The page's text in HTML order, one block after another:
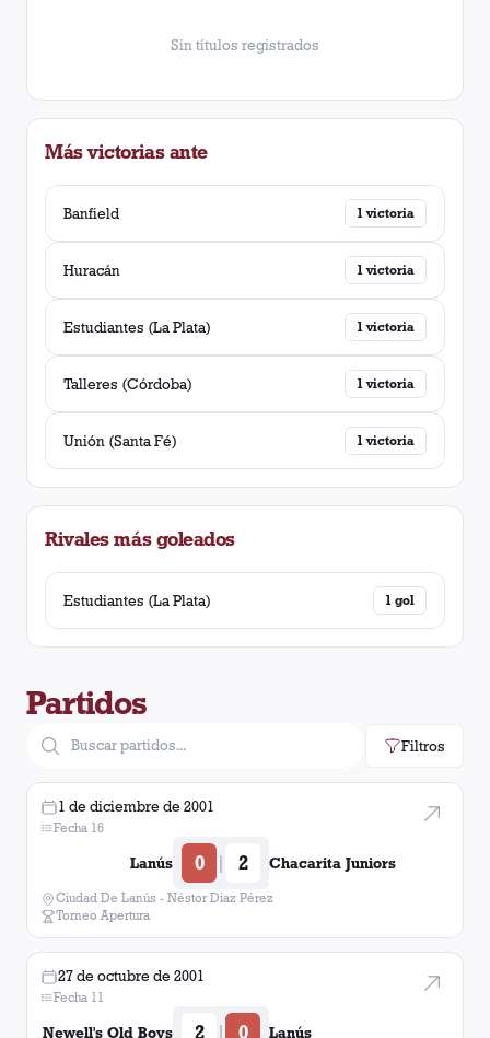
Sin títulos registrados
Más victorias ante
Banfield 1 victoria
Huracán 1 victoria
Estudiantes (La Plata) 1 victoria
Talleres (Córdoba) 1 victoria
Unión (Santa Fé) 1 victoria
Rivales más goleados
Estudiantes (La Plata) 1 gol
Partidos
Filtros
1 de diciembre de 2001
Fecha 16
Lanús 0 | 2 Chacarita Juniors
Ciudad De Lanús - Néstor Diaz Pérez
Torneo Apertura
27 de octubre de 2001
Fecha 11
Newell's Old Boys 2 | 0 Lanús